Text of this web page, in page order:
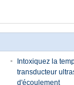
Intoxiquez la
transducteur
d'écoulement